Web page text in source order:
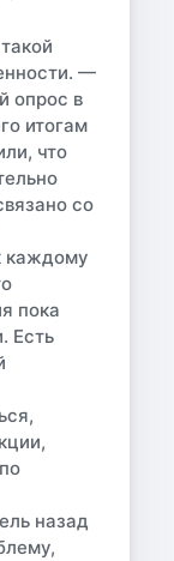
—
опрос в
итогам
что
со
каждому
пока
Есть
назад